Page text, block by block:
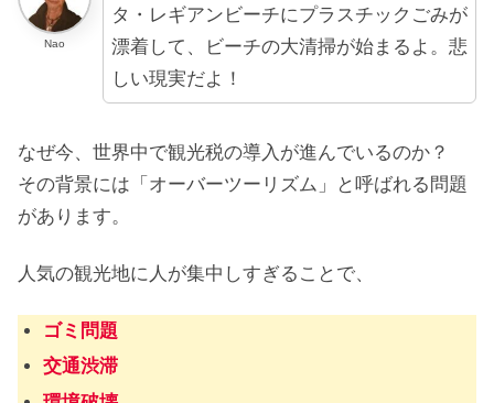
Nao
タ・レギアンビーチにプラスチックごみが
漂着して、ビーチの大清掃が始まるよ。悲
しい現実だよ！
なぜ今、世界中で観光税の導入が進んでいるのか？
その背景には「オーバーツーリズム」と呼ばれる問題
があります。
人気の観光地に人が集中しすぎることで、
ゴミ問題
交通渋滞